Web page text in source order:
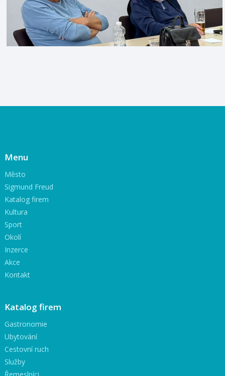
Menu
Město
Sigmund Freud
Katalog firem
Kultura
Sport
Okolí
Inzerce
Akce
Kontakt
Katalog firem
Gastronomie
Ubytování
Cestovní ruch
Služby